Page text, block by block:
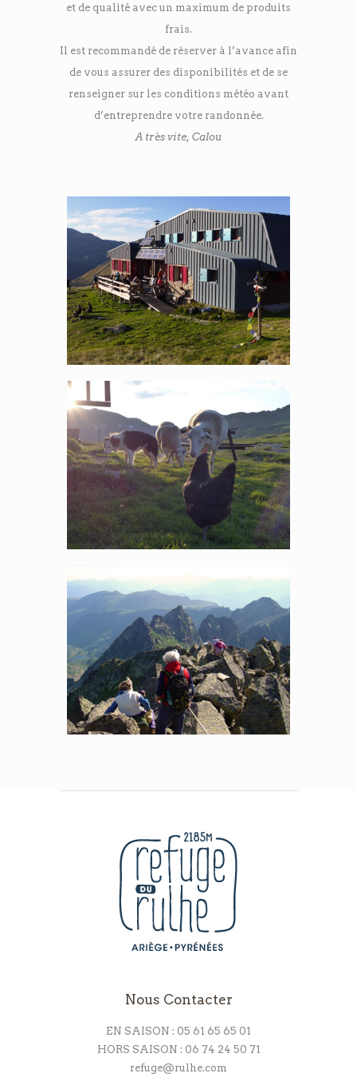
et de qualité avec un maximum de produits
frais.
Il est recommandé de réserver à l’avance afin
de vous assurer des disponibilités et de se
renseigner sur les conditions météo avant
d’entreprendre votre randonnée.
A très vite, Calou
Nous Contacter
EN SAISON : 05 61 65 65 01
HORS SAISON : 06 74 24 50 71
refuge@rulhe.com